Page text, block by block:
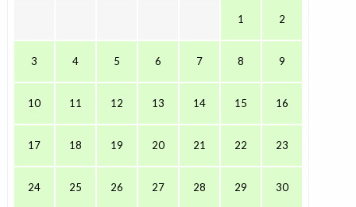
1 2
3 4 5 6 7 8 9
10 11 12 13 14 15 16
17 18 19 20 21 22 23
24 25 26 27 28 29 30